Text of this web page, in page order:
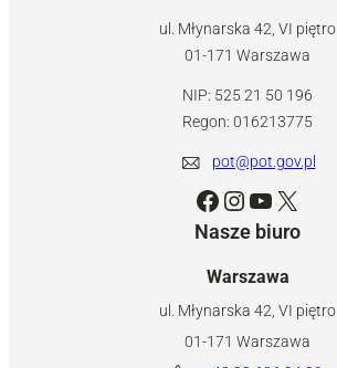
ul. Młynarska 42, VI piętro
01-171 Warszawa
NIP: 525 21 50 196
Regon: 016213775
pot@pot.gov.pl
Facebook Instagram YouTube X
Nasze biuro
Warszawa
ul. Młynarska 42, VI piętro
01-171 Warszawa